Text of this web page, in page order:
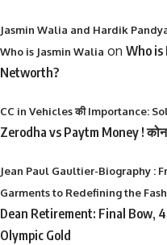
Jasmin Walia and Hardik
Who is Jasmin Walia on Who is
Networth?
CC in Vehicles की Importance:
Zerodha vs Paytm Money !
Jean Paul Gaultier-Biography :
Garments to Redefining the
Dean Retirement: Final Bow,
Olympic Gold